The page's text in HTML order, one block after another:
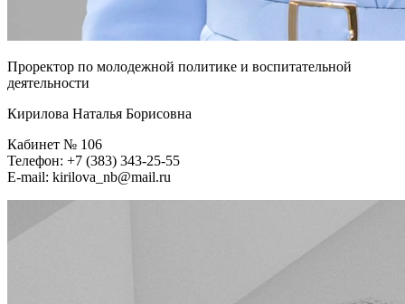
Проректор по молодежной политике и воспитательной
деятельности
Кирилова Наталья Борисовна
Кабинет № 106
Телефон: +7 (383) 343-25-55
E-mail: kirilova_nb@mail.ru